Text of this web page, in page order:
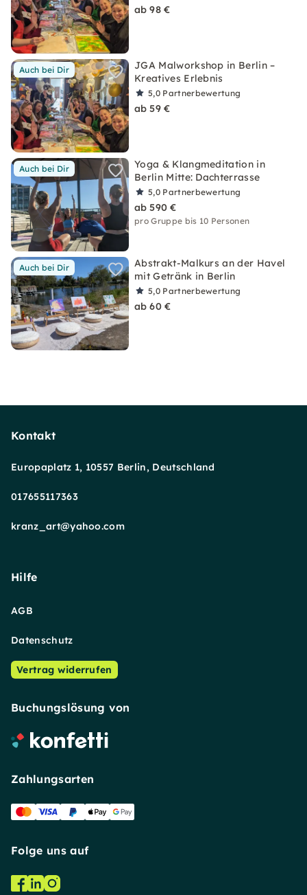
ab 98 €
Auch bei Dir
JGA Malworkshop in Berlin –
Kreatives Erlebnis
5,0 Partnerbewertung
ab 59 €
Auch bei Dir
Yoga & Klangmeditation in
Berlin Mitte: Dachterrasse
5,0 Partnerbewertung
ab 590 €
pro Gruppe bis 10 Personen
Auch bei Dir
Abstrakt-Malkurs an der Havel
mit Getränk in Berlin
5,0 Partnerbewertung
ab 60 €
Kontakt
Europaplatz 1, 10557 Berlin, Deutschland
017655117363
kranz_art@yahoo.com
Hilfe
AGB
Datenschutz
Vertrag widerrufen
Buchungslösung von
Zahlungsarten
Folge uns auf